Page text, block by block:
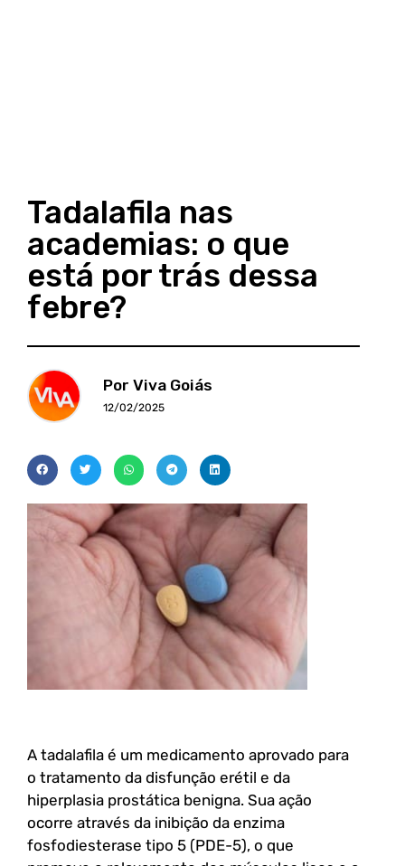
Tadalafila nas
academias: o que
está por trás dessa
febre?
Por Viva Goiás
12/02/2025
A tadalafila é um medicamento aprovado para
o tratamento da disfunção erétil e da
hiperplasia prostática benigna. Sua ação
ocorre através da inibição da enzima
fosfodiesterase tipo 5 (PDE-5), o que